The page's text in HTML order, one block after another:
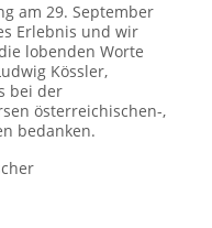
am 29. September
Erlebnis und wir
lobenden Worte
Kössler,
bei der
österreichischen-,
bedanken.